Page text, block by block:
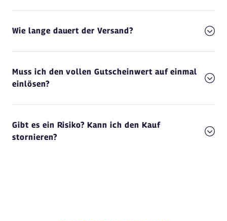
Wie lange dauert der Versand?
Muss ich den vollen Gutscheinwert auf einmal
einlösen?
Gibt es ein Risiko? Kann ich den Kauf
stornieren?